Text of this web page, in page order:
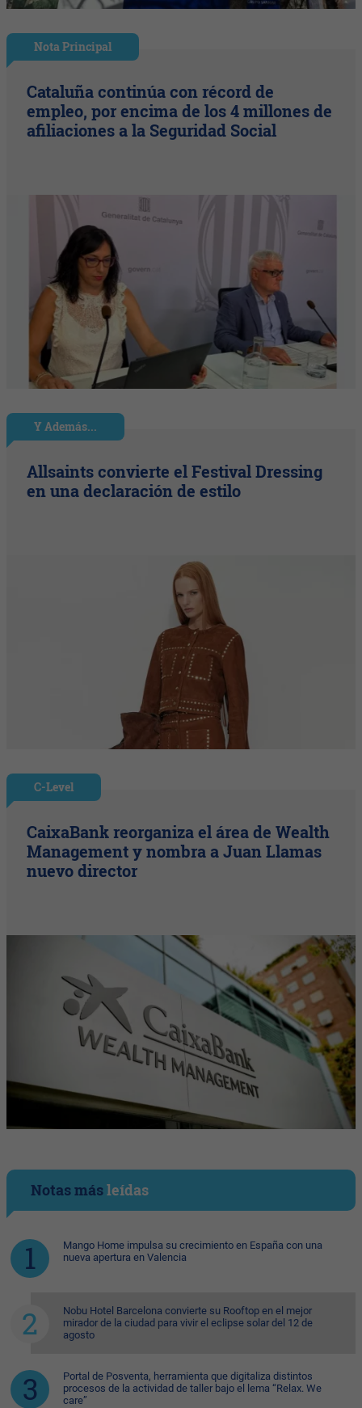
Nota Principal
Cataluña continúa con récord de
empleo, por encima de los 4 millones de
afiliaciones a la Seguridad Social
Y Además...
Allsaints convierte el Festival Dressing
en una declaración de estilo
C-Level
CaixaBank reorganiza el área de Wealth
Management y nombra a Juan Llamas
nuevo director
Notas másleídas
Mango Home impulsa su crecimiento en España con una
nueva apertura en Valencia
Nobu Hotel Barcelona convierte su Rooftop en el mejor
mirador de la ciudad para vivir el eclipse solar del 12 de
agosto
Portal de Posventa, herramienta que digitaliza distintos
procesos de la actividad de taller bajo el lema “Relax. We
care”